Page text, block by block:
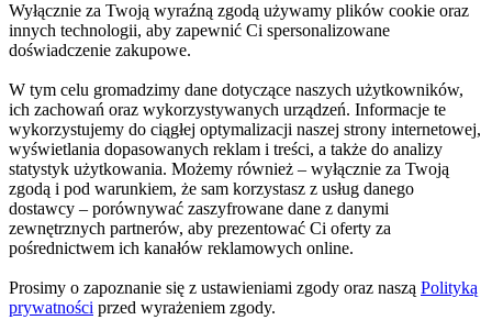
Wyłącznie za Twoją wyraźną zgodą używamy plików cookie oraz
innych technologii, aby zapewnić Ci spersonalizowane
doświadczenie zakupowe.
W tym celu gromadzimy dane dotyczące naszych użytkowników,
ich zachowań oraz wykorzystywanych urządzeń. Informacje te
wykorzystujemy do ciągłej optymalizacji naszej strony internetowej,
wyświetlania dopasowanych reklam i treści, a także do analizy
statystyk użytkowania. Możemy również – wyłącznie za Twoją
zgodą i pod warunkiem, że sam korzystasz z usług danego
dostawcy – porównywać zaszyfrowane dane z danymi
zewnętrznych partnerów, aby prezentować Ci oferty za
pośrednictwem ich kanałów reklamowych online.
Prosimy o zapoznanie się z ustawieniami zgody oraz naszą Polityką
prywatności przed wyrażeniem zgody.